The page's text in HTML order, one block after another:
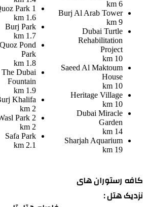
6 km
Burj Al Arab Tower
9 km
Dubai Turtle
Rehabilitation
Project
10 km
Saeed Al Maktoum
House
10 km
Heritage Village
10 km
Dubai Miracle
Garden
14 km
Sharjah Aquarium
19 km
Park 1
1.6 km
Burj Park
1.7 km
Pond
Park
1.8 km
The Dubai
Fountain
1.9 km
Khalifa
2 km
Park 2
2 km
Safa Park
2.1 km
کافه رستوران های
نزدیک هتل :